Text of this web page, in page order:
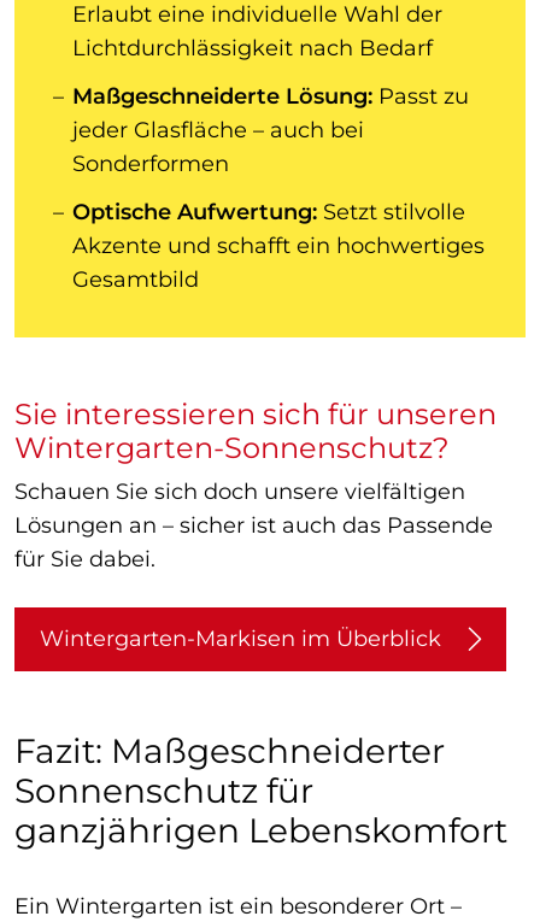
Erlaubt eine individuelle Wahl der
Lichtdurchlässigkeit nach Bedarf
Maßgeschneiderte Lösung: Passt zu
jeder Glasfläche – auch bei
Sonderformen
Optische Aufwertung: Setzt stilvolle
Akzente und schafft ein hochwertiges
Gesamtbild
Sie interessieren sich für unseren
Wintergarten-Sonnenschutz?
Schauen Sie sich doch unsere vielfältigen
Lösungen an – sicher ist auch das Passende
für Sie dabei.
Wintergarten-Markisen im Überblick
Fazit: Maßgeschneiderter
Sonnenschutz für
ganzjährigen Lebenskomfort
Ein Wintergarten ist ein besonderer Ort –